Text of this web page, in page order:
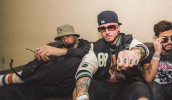
DJ Zullu remixa hit do fenômeno